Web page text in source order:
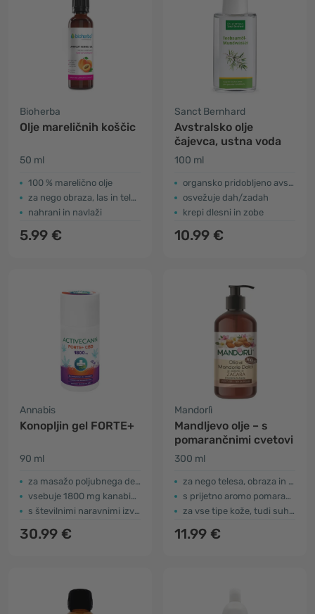
Bioherba
Olje mareličnih koščic
50 ml
100 % marelično olje
za nego obraza, las in telesa
nahrani in navlaži
5.99 €
Sanct Bernhard
Avstralsko olje
čajevca, ustna voda
100 ml
organsko pridobljeno avstralsko olje čajevca
osvežuje dah/zadah
krepi dlesni in zobe
10.99 €
Annabis
Konopljin gel FORTE+
90 ml
za masažo poljubnega dela telesa
vsebuje 1800 mg kanabidiola (CBD)
s številnimi naravnimi izvlečki
30.99 €
Mandorlì
Mandljevo olje – s
pomarančnimi cvetovi
300 ml
za nego telesa, obraza in las
s prijetno aromo pomaranče
za vse tipe kože, tudi suho in občutljivo
11.99 €